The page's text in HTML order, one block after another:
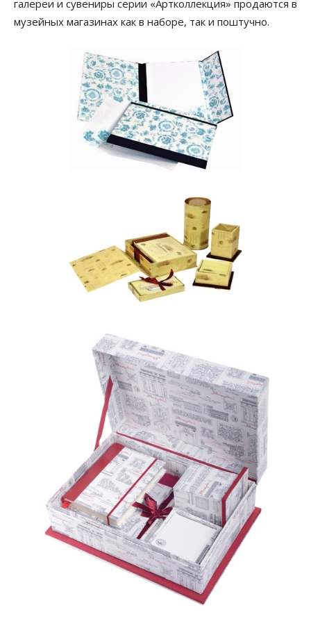
галереи и сувениры серии «Артколлекция» продаются в
музейных магазинах как в наборе, так и поштучно.